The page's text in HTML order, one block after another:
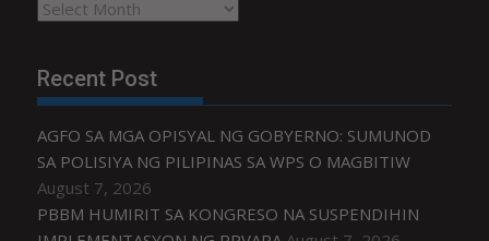
Archives
Recent Post
AGFO SA MGA OPISYAL NG GOBYERNO: SUMUNOD
SA POLISIYA NG PILIPINAS SA WPS O MAGBITIW
August 7, 2026
PBBM HUMIRIT SA KONGRESO NA SUSPENDIHIN